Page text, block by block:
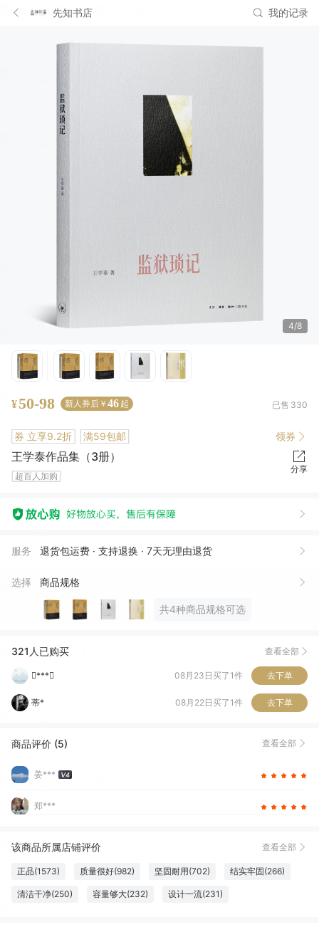
先知书店 我的记录
4/8
¥50-98 新人券后￥ 46 起 已售 330
券 立享9.2折 满59包邮 领券
王学泰作品集（3册）
超百人加购
分享
服务 退货包运费 · 支持退换 · 7天无理由退货
选择 商品规格
共4种商品规格可选
321人已购买 查看全部
飛* 02月10日买了1件
在**方
紫**烟 去下单
*** 08月23日买了1件 去下单
蒂* 08月22日买了1件 去下单
商品评价 (5) 查看全部
姜***
郑***
该商品所属店铺评价 查看全部
正品(1573) 质量很好(982) 坚固耐用(702) 结实牢固(266)
清洁干净(250) 容量够大(232) 设计一流(231)